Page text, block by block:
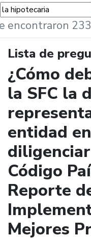
encontraron
Lista de
¿Cómo
la SFC la
entidad
Código
Reporte
Mejores